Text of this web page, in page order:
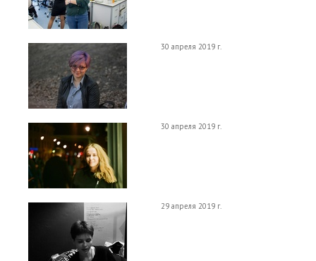
30 апреля 2019 г.
30 апреля 2019 г.
29 апреля 2019 г.